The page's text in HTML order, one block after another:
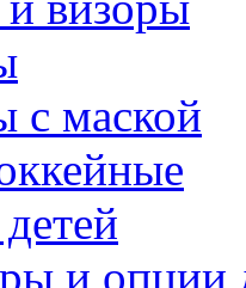
маской
и опции